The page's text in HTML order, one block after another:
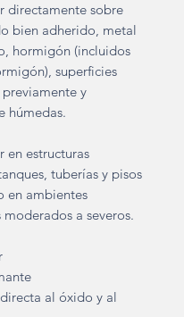
directamente sobre
bien adherido, metal
hormigón (incluidos
superficies
y
húmedas.
en estructuras
tuberías y pisos
en ambientes
moderados a severos.
al óxido y al